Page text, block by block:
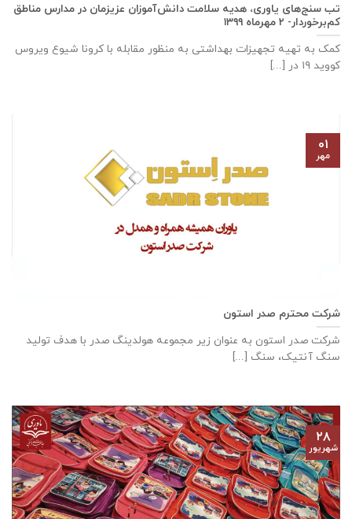
تب سنج‌های یاوری، هدیه سلامت دانش‌آموزان عزیزمان در مدارس مناطق
کم‌برخوردار- ۲ مهرماه ۱۳۹۹
کمک به تهیه تجهیزات بهداشتی به منظور مقابله با کرونا شیوع ویروس
کووید ۱۹ در [...]
شرکت محترم صدر استون
شرکت صدر استون به عنوان زیر مجموعه هولدینگ صدر با هدف تولید
سنگ آنتیک، سنگ [...]
۰۱
مهر
۲۸
شهریور